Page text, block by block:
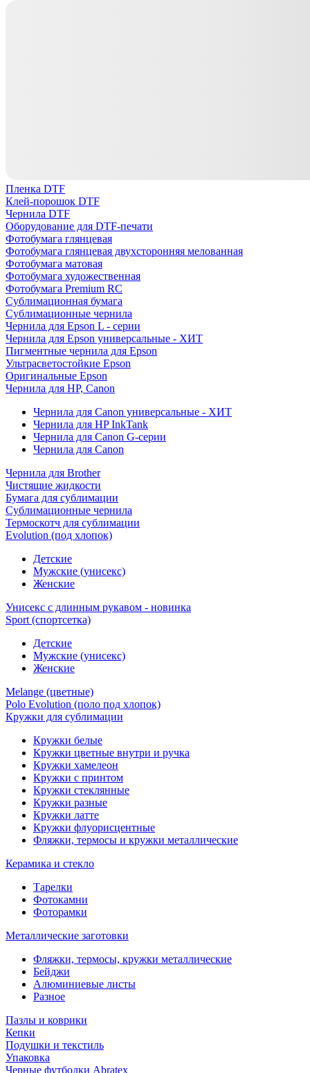
Пленка DTF
Клей-порошок DTF
Чернила DTF
Оборудование для DTF-печати
Фотобумага глянцевая
Фотобумага глянцевая двухсторонняя мелованная
Фотобумага матовая
Фотобумага художественная
Фотобумага Premium RC
Сублимационная бумага
Сублимационные чернила
Чернила для Epson L - серии
Чернила для Epson универсальные - ХИТ
Пигментные чернила для Epson
Ультрасветостойкие Epson
Оригинальные Epson
Чернила для HP, Canon
Чернила для Canon универсальные - ХИТ
Чернила для HP InkTank
Чернила для Canon G-серии
Чернила для Canon
Чернила для Brother
Чистящие жидкости
Бумага для сублимации
Сублимационные чернила
Термоскотч для сублимации
Evolution (под хлопок)
Детские
Мужские (унисекс)
Женские
Унисекс с длинным рукавом - новинка
Sport (спортсетка)
Детские
Мужские (унисекс)
Женские
Melange (цветные)
Polo Evolution (поло под хлопок)
Кружки для сублимации
Кружки белые
Кружки цветные внутри и ручка
Кружки хамелеон
Кружки c принтом
Кружки стеклянные
Кружки разные
Кружки латте
Кружки флуорисцентные
Фляжки, термосы и кружки металлические
Керамика и стекло
Тарелки
Фотокамни
Фоторамки
Металлические заготовки
Фляжки, термосы, кружки металлические
Бейджи
Алюминиевые листы
Разное
Пазлы и коврики
Кепки
Подушки и текстиль
Упаковка
Черные футболки Abratex